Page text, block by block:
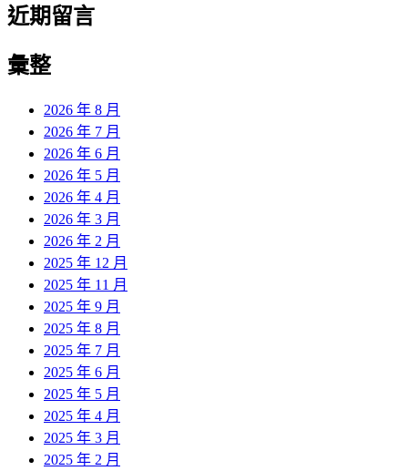
近期留言
彙整
2026 年 8 月
2026 年 7 月
2026 年 6 月
2026 年 5 月
2026 年 4 月
2026 年 3 月
2026 年 2 月
2025 年 12 月
2025 年 11 月
2025 年 9 月
2025 年 8 月
2025 年 7 月
2025 年 6 月
2025 年 5 月
2025 年 4 月
2025 年 3 月
2025 年 2 月